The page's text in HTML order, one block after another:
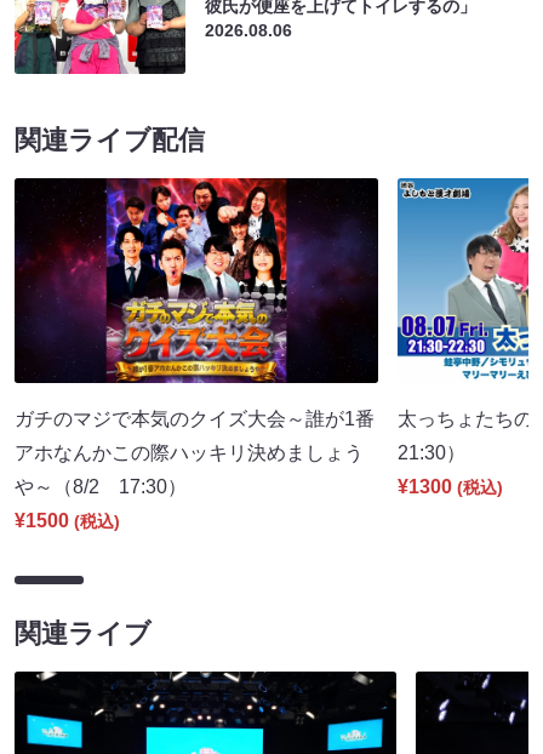
彼氏が便座を上げてトイレするの」
2026.08.06
関連ライブ配信
ガチのマジで本気のクイズ大会～誰が1番
アホなんかこの際ハッキリ決めましょう
や～（8/2 17:30）
¥1500 (税込)
太っちょたち
21:30）
¥1300 (税込)
関連ライブ